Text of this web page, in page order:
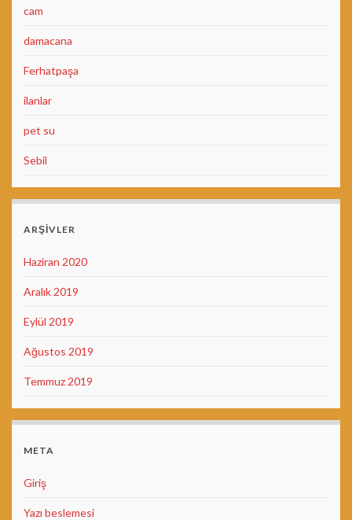
cam
damacana
Ferhatpaşa
ilanlar
pet su
Sebil
ARŞIVLER
Haziran 2020
Aralık 2019
Eylül 2019
Ağustos 2019
Temmuz 2019
META
Giriş
Yazı beslemesi